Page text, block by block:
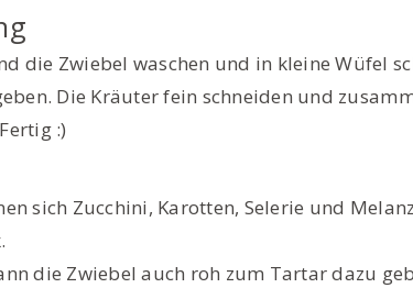
die Zwiebel waschen und in kleine Wüfel
Die Kräuter fein schneiden und
:)
sich Zucchini, Karotten, Selerie und
die Zwiebel auch roh zum Tartar dazu